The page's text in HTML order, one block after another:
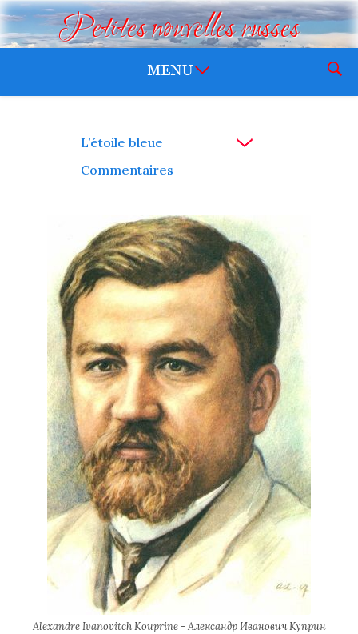
Petites nouvelles russes
L’étoile bleue
Commentaires
Alexandre Ivanovitch Kouprine - Александр Иванович Куприн